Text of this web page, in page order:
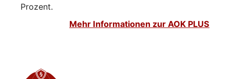
Prozent.
Mehr Informationen zur AOK PLUS